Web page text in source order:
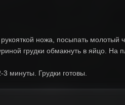
ножа, посыпать молотый
грудки обмакнуть в яйцо. На
минуты. Грудки готовы.